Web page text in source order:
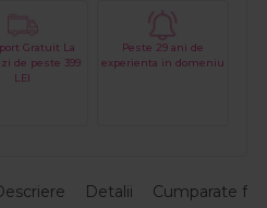
Gratuit La
de peste 399
LEI
Peste 29 ani de
experienta in domeniu
Detalii Cumparate